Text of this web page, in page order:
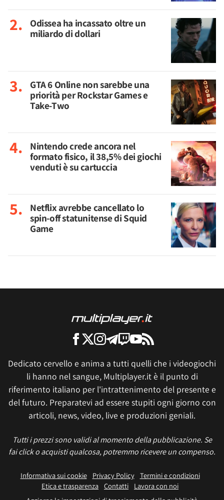
Odissea ha incassato oltre un
miliardo di dollari
GTA 6 Online non sarebbe una
priorità per Rockstar Games e
Take-Two
Nintendo crede ancora nel
formato fisico, il 38,5% dei giochi
venduti è su cartuccia
Netflix avrebbe cancellato lo
spin-off statunitense di Squid
Game
Dedicato cervello e anima a tutti quelli che i videogiochi
li hanno nel sangue, Multiplayer.it è il punto di
riferimento italiano per l'intrattenimento del presente e
del futuro. Preparatevi ad essere stupiti ogni giorno con
articoli, news, video, live e produzioni geniali.
Tutti i prezzi sono validi al momento della pubblicazione. Se
fai click o acquisti qualcosa, potremmo ricevere un compenso.
Informativa sui cookie Privacy Policy
Termini e condizioni
Etica e trasparenza Contatti
Lavora con noi